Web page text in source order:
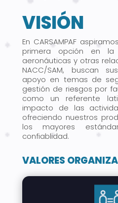
VISIÓN
En CARSAMPAF
primera opción en la
aeronáuticas y otras
NACC/SAM, buscan
apoyo en temas de
gestión de riesgos por
como un referente
impacto de las
ofreciendo nuestros
los mayores
confiablidad.
VALORES